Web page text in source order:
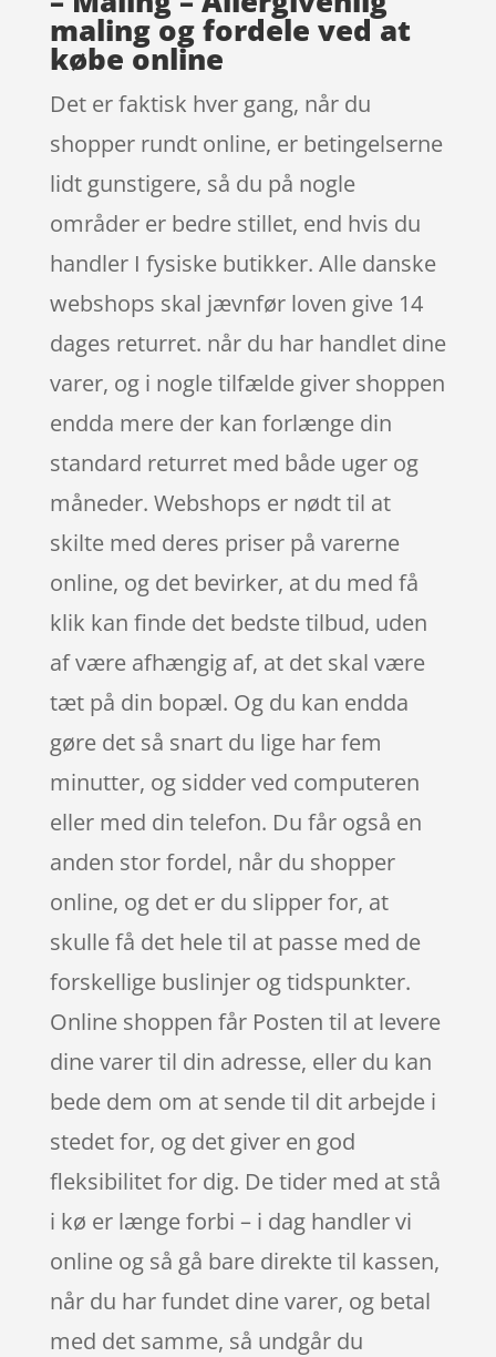
maling og fordele ved at
købe online
Det er faktisk hver gang, når du
shopper rundt online, er betingelserne
lidt gunstigere, så du på nogle
områder er bedre stillet, end hvis du
handler I fysiske butikker. Alle danske
webshops skal jævnfør loven give 14
dages returret. når du har handlet dine
varer, og i nogle tilfælde giver shoppen
endda mere der kan forlænge din
standard returret med både uger og
måneder. Webshops er nødt til at
skilte med deres priser på varerne
online, og det bevirker, at du med få
klik kan finde det bedste tilbud, uden
af være afhængig af, at det skal være
tæt på din bopæl. Og du kan endda
gøre det så snart du lige har fem
minutter, og sidder ved computeren
eller med din telefon. Du får også en
anden stor fordel, når du shopper
online, og det er du slipper for, at
skulle få det hele til at passe med de
forskellige buslinjer og tidspunkter.
Online shoppen får Posten til at levere
dine varer til din adresse, eller du kan
bede dem om at sende til dit arbejde i
stedet for, og det giver en god
fleksibilitet for dig. De tider med at stå
i kø er længe forbi – i dag handler vi
online og så gå bare direkte til kassen,
når du har fundet dine varer, og betal
med det samme, så undgår du